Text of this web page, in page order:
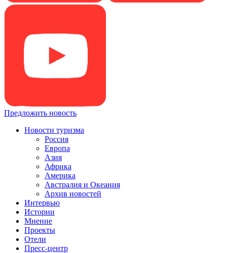
Предложить новость
Новости туризма
Россия
Европа
Азия
Африка
Америка
Австралия и Океания
Архив новостей
Интервью
Истории
Мнение
Проекты
Отели
Пресс-центр